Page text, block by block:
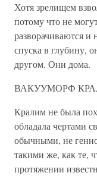
Хотя зрелищем
потому что не
разворачиваются и
спуска в глубину,
другом. Они дома.
ВАКУУМОРФ
Кралим не была
обладала чертами
обычными, не
такими же, как те,
протяжении